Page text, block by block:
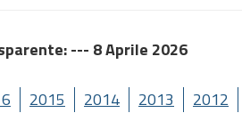
: --- 8 Aprile 2026
2015 2014 2013
2012